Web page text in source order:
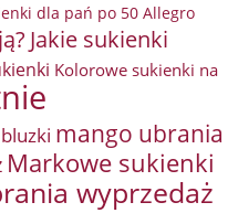
dla pań po 50 Allegro
Jakie sukienki
Kolorowe sukienki na
mango ubrania
Markowe sukienki
wyprzedaż